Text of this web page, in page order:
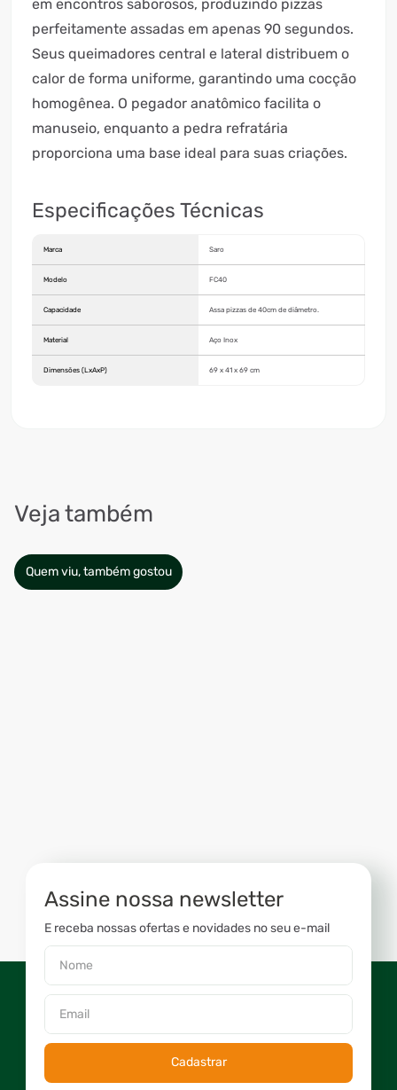
em encontros saborosos, produzindo pizzas
perfeitamente assadas em apenas 90 segundos.
Seus queimadores central e lateral distribuem o
calor de forma uniforme, garantindo uma cocção
homogênea. O pegador anatômico facilita o
manuseio, enquanto a pedra refratária
proporciona uma base ideal para suas criações.
Especificações Técnicas
Marca Saro
Modelo FC40
Capacidade Assa pizzas de 40cm de diâmetro.
Material Aço Inox
Dimensões (LxAxP) 69 x 41 x 69 cm
Veja também
Quem viu, também gostou
Assine nossa newsletter
E receba nossas ofertas e novidades no seu e-mail
Cadastrar